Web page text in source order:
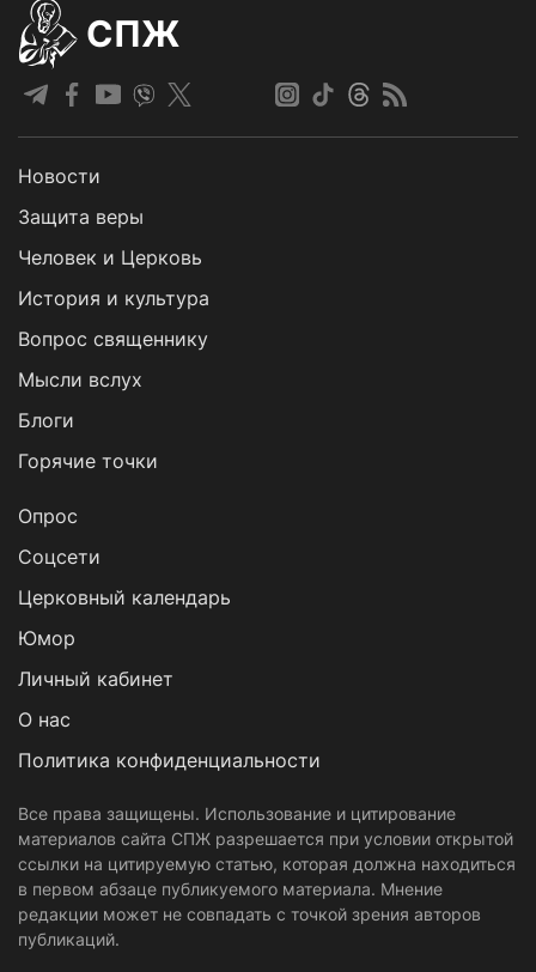
СПЖ
Новости
Защита веры
Человек и Церковь
История и культура
Вопрос священнику
Мысли вслух
Блоги
Горячие точки
Опрос
Cоцсети
Церковный календарь
Юмор
Личный кабинет
О нас
Политика конфиденциальности
Все права защищены. Использование и цитирование
материалов сайта СПЖ разрешается при условии открытой
ссылки на цитируемую статью, которая должна находиться
в первом абзаце публикуемого материала. Мнение
редакции может не совпадать с точкой зрения авторов
публикаций.